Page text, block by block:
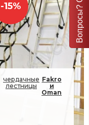
-15%
чердачные
лестницы
Fakro
и
Oman